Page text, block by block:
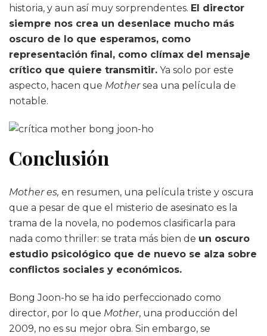
historia, y aun así muy sorprendentes. El director
siempre nos crea un desenlace mucho más
oscuro de lo que esperamos, como
representación final, como clímax del mensaje
crítico que quiere transmitir. Ya solo por este
aspecto, hacen que Mothersea una película de
notable.
Conclusión
Mother es, en resumen, una película triste y oscura
que a pesar de que el misterio de asesinato es la
trama de la novela, no podemos clasificarla para
nada como thriller: se trata más bien de un oscuro
estudio psicológico que de nuevo se alza sobre
conflictos sociales y económicos.
Bong Joon-ho se ha ido perfeccionado como
director, por lo que Mother, una producción del
2009, no es su mejor obra. Sin embargo, se